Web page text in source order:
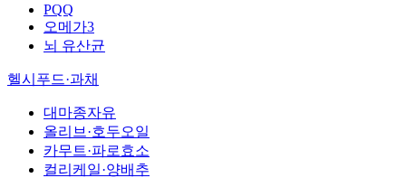
PQQ
오메가3
뇌 유산균
헬시푸드·과채
대마종자유
올리브·호두오일
카무트·파로효소
컬리케일·양배추